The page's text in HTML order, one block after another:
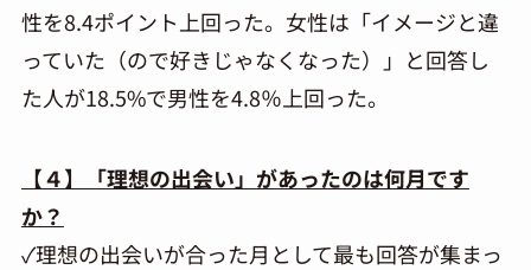
性を8.4ポイント上回った。女性は「イメージと違
っていた（ので好きじゃなくなった）」と回答し
た人が18.5%で男性を4.8％上回った。
【４】「理想の出会い」があったのは何月です
か？
✓理想の出会いが合った月として最も回答が集まっ